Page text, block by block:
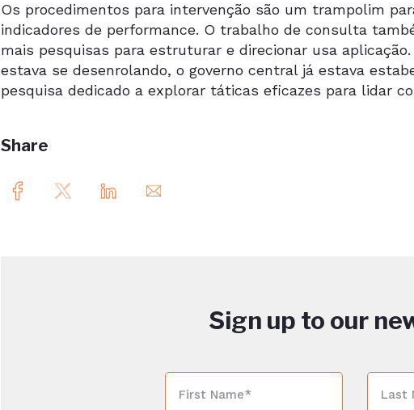
Os procedimentos para intervenção são um trampolim
indicadores de performance. O trabalho de consulta
mais pesquisas para estruturar e direcionar usa
estava se desenrolando, o governo central já estava
pesquisa dedicado a explorar táticas eficazes para lidar
Share
Sign up to our